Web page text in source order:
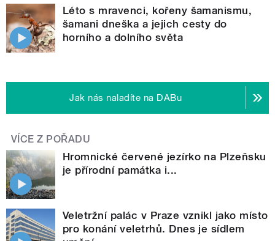
Léto s mravenci, kořeny šamanismu,
šamani dneška a jejich cesty do
horního a dolního světa
Jak nás naladíte na DABu
VÍCE Z POŘADU
Hromnické červené jezírko na Plzeňsku
je přírodní památka i...
Veletržní palác v Praze vznikl jako místo
pro konání veletrhů. Dnes je sídlem